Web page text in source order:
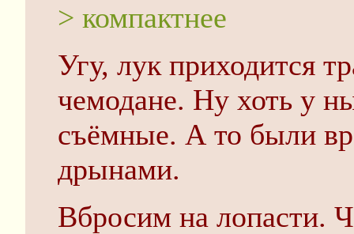
> компактнее
Угу, лук приходится
чемодане. Ну хоть у
съёмные. А то были
дрынами.
Вбросим на лопасти.